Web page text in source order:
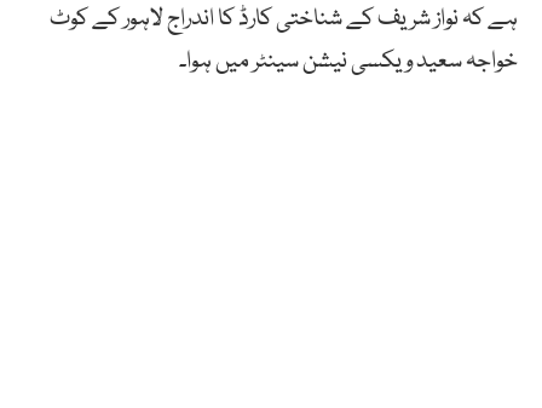
ہے کہ نواز شریف کے شناختی کارڈ کا اندراج لاہور کے کوٹ
خواجہ سعید ویکسی نیشن سینٹر میں ہوا۔